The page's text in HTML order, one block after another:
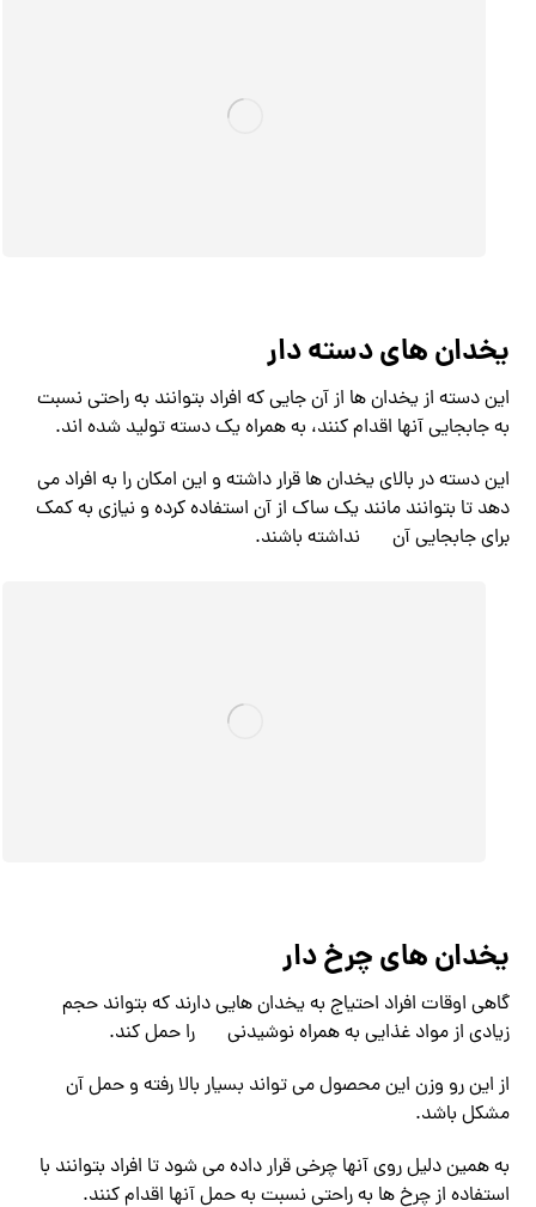
یخدان های دسته دار
این دسته از یخدان ها از آن جایی که افراد بتوانند به راحتی نسبت
به جابجایی آنها اقدام کنند، به همراه یک دسته تولید شده اند.
این دسته در بالای یخدان ها قرار داشته و این امکان را به افراد می
دهد تا بتوانند مانند یک ساک از آن استفاده کرده و نیازی به کمک
برای جابجایی آن
نداشته باشند.
یخدان های چرخ دار
گاهی اوقات افراد احتیاج به یخدان هایی دارند که بتواند حجم
زیادی از مواد غذایی به همراه نوشیدنی
را حمل کند.
از این رو وزن این محصول می تواند بسیار بالا رفته و حمل آن
مشکل باشد.
به همین دلیل روی آنها چرخی قرار داده می شود تا افراد بتوانند با
استفاده از چرخ ها به راحتی نسبت به حمل آنها اقدام کنند.